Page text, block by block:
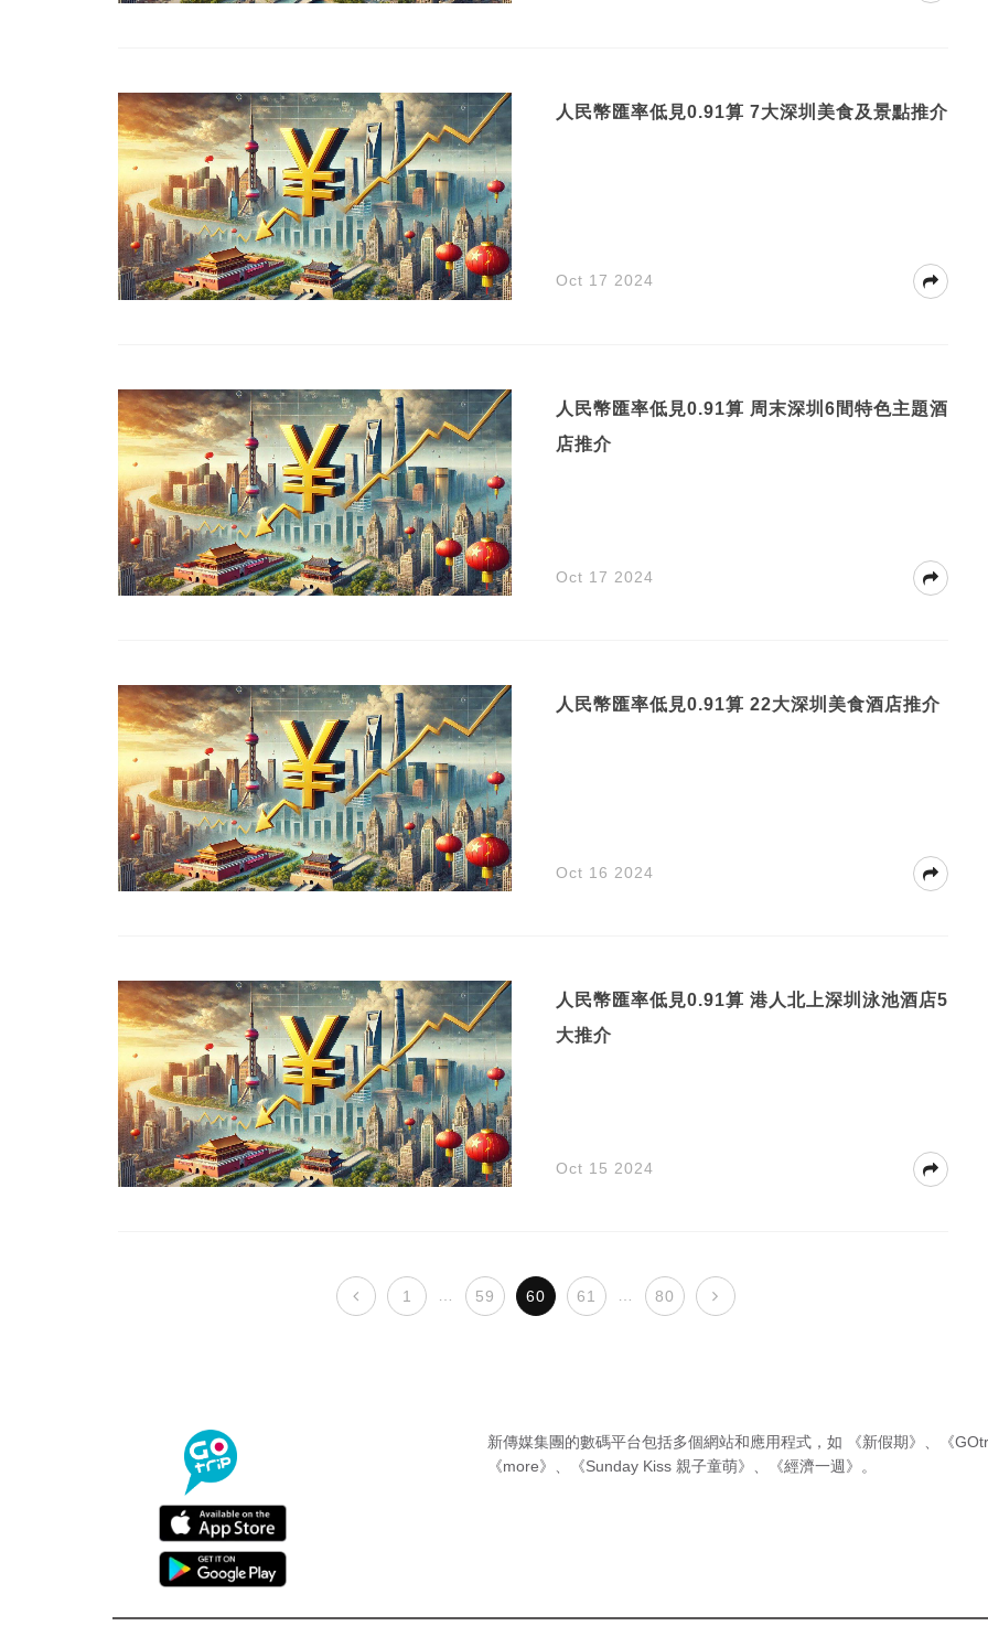
人民幣匯率低見0.91算 7大深圳美食及景點推介
Oct 17 2024
人民幣匯率低見0.91算 周末深圳6間特色主題酒
店推介
Oct 17 2024
人民幣匯率低見0.91算 22大深圳美食酒店推介
Oct 16 2024
人民幣匯率低見0.91算 港人北上深圳泳池酒店5
大推介
Oct 15 2024
1 … 59 60 61 … 80
新傳媒集團的數碼平台包括多個網站和應用程式，如 《新假期》 、
《
《more》 、 《Sunday Kiss 親子童萌》 、 《經濟一週》 。